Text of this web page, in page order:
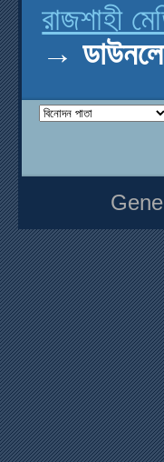
রাজশাহী
→